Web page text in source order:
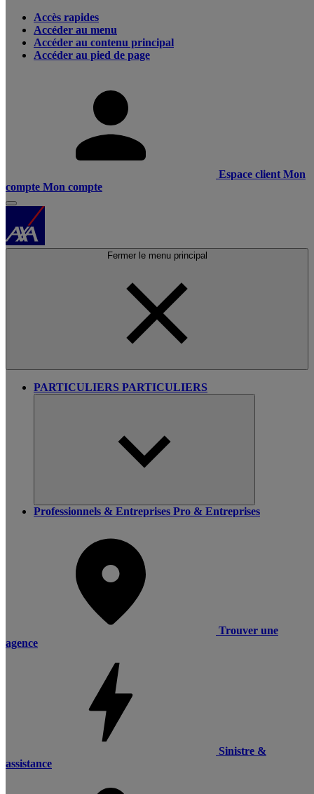
Accès rapides
Accéder au menu
Accéder au contenu principal
Accéder au pied de page
Espace client Mon
compte Mon compte
Fermer le menu principal
PARTICULIERS PARTICULIERS
Professionnels & Entreprises Pro & Entreprises
Trouver une
agence
Sinistre &
assistance